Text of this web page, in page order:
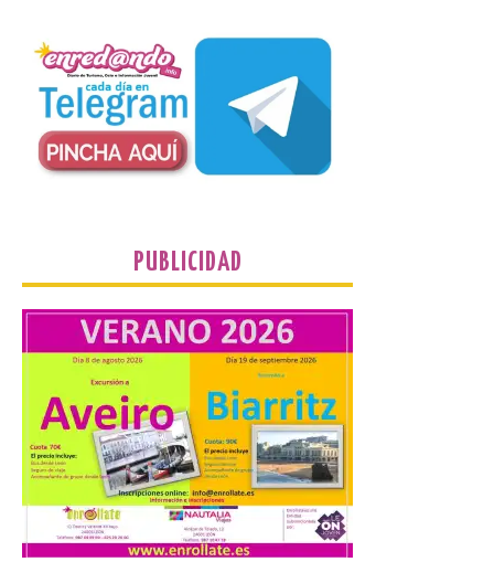
Las solicitudes estarán
abiertas del 22 de julio al 4
de septiembre de 2026.
Bruselas, 6 de agosto de
2026.- La Comisión
Europea ha actualizado las normas de su
programa de prácticas, estableciendo un
marco único modernizado que hace que el
Despega el primer avión
de Iberia con wifi de alta
velocidad gratuito de
Starlink
6 Ago 2026
Iberia se convierte en la
primera aerolínea
española en ofrecer wifi a
bordo de Starlink, la
constelación de satélites
más avanzada del mundo, desarrollada
PUBLICIDAD